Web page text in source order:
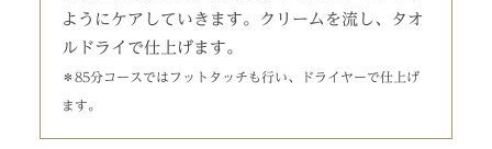
ようにケアしていきます。クリームを流し、タオ
ルドライで仕上げます。
＊85分コースではフットタッチも行い、ドライヤーで仕上げ
ます。